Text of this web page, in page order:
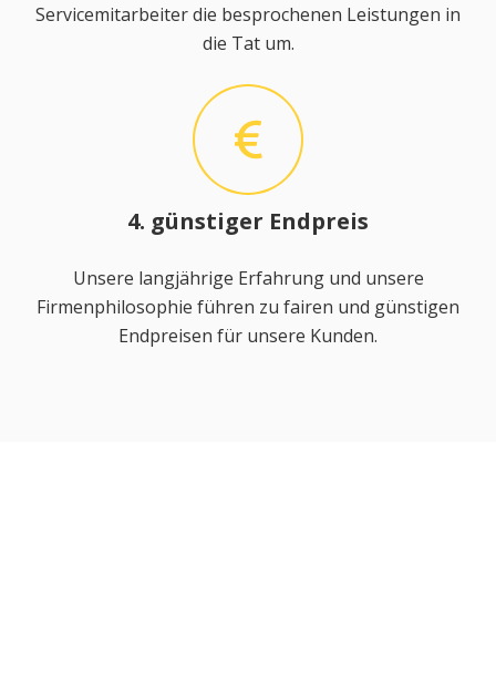
Servicemitarbeiter die besprochenen Leistungen in
die Tat um.
4. günstiger Endpreis
Unsere langjährige Erfahrung und unsere
Firmenphilosophie führen zu fairen und günstigen
Endpreisen für unsere Kunden.